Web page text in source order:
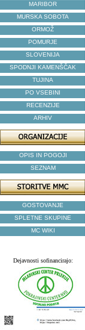
MARIBOR
MURSKA SOBOTA
ORMOŽ
POMURJE
SLOVENIJA
SPODNJI KAMENŠČAK
TUJINA
PO VSEBINI
RECENZIJE
ARHIV
OPIS IN POGOJI
SEZNAM
GOSTOVANJE
SPLETNE SKUPINE
MC WIKI
Dejavnosti sofinancirajo: